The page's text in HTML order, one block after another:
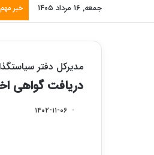
جمعه, ۱۶ مرداد ۱۴۰۵ خبر مهم
مدیرکل دفتر
دریافت گواهی
۱۴۰۲-۱۱-۰۶